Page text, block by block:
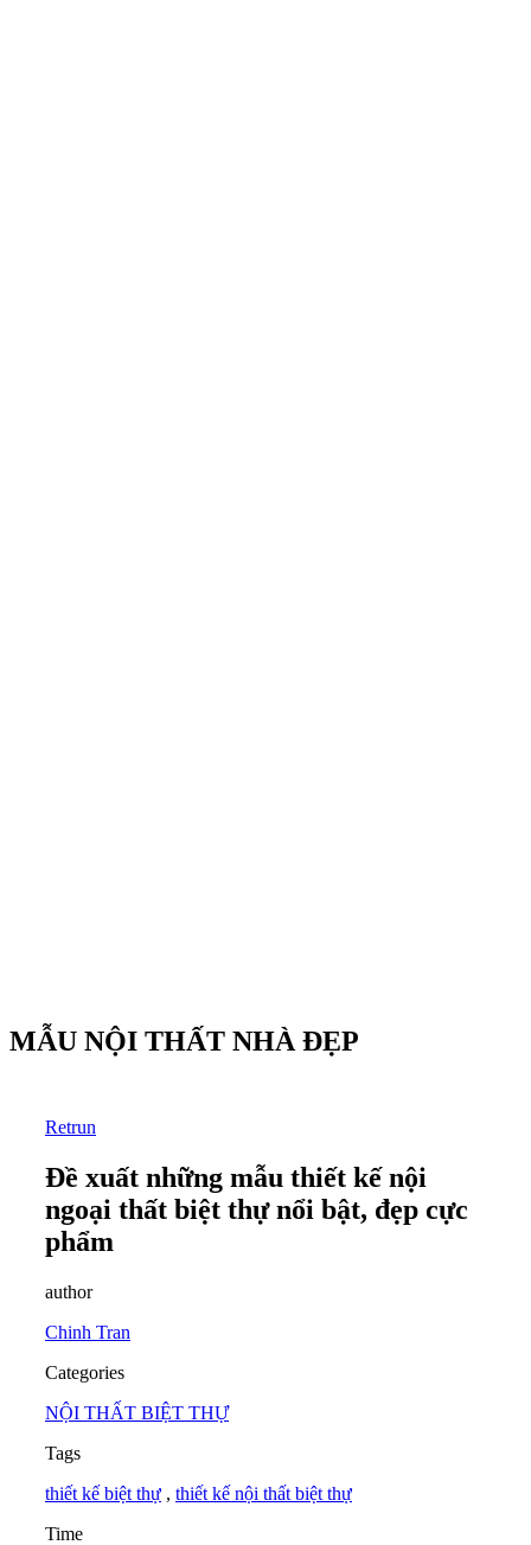
MẪU NỘI THẤT NHÀ ĐẸP
Retrun
Đề xuất những mẫu thiết kế nội
ngoại thất biệt thự nổi bật, đẹp cực
phẩm
author
Chinh Tran
Categories
NỘI THẤT BIỆT THỰ
Tags
thiết kế biệt thự , thiết kế nội thất biệt thự
Time